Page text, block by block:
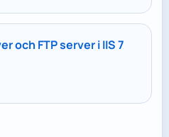
och FTP server i IIS 7